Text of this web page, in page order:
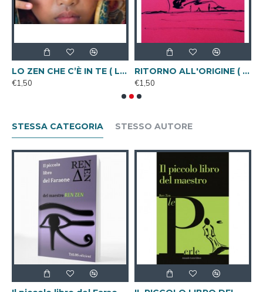
LO ZEN CHE C’È IN TE ( Libro Digitale )
€1,50
RITORNO ALL'ORIGINE ( Libro Digitale )
€1,50
STESSA CATEGORIA STESSO AUTORE